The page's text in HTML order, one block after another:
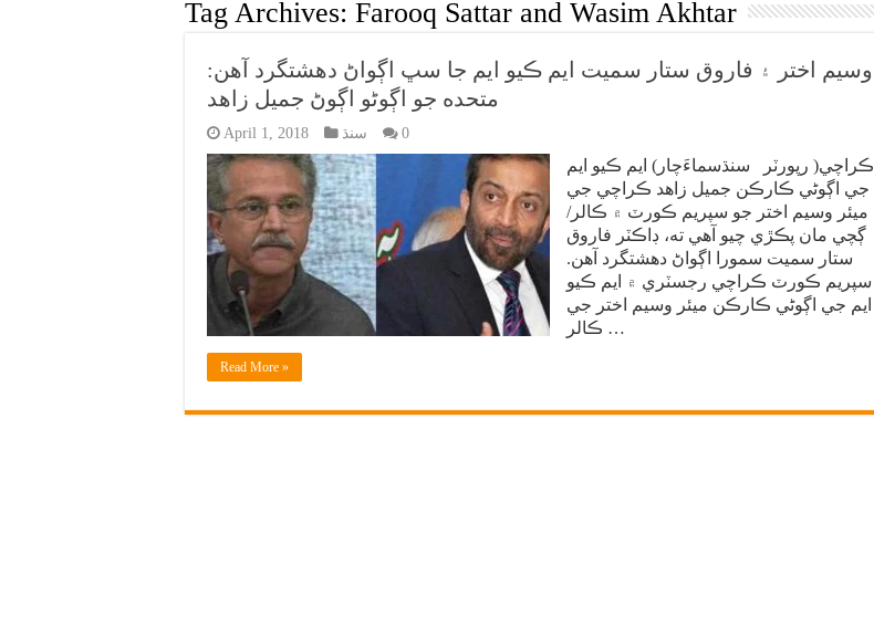
Tag Archives: Farooq Sattar and Wasim Akhtar
وسيم اختر ۽ فاروق ستار سميت ايم ڪيو ايم جا سڀ اڳواڻ دهشتگرد آهن:
متحده جو اڳوڻو اڳوڻ جميل زاهد
April 1, 2018 سنڌ 0
ڪراچي( رپورٽر سنڌسماءَچار) ايم ڪيو ايم
جي اڳوڻي ڪارڪن جميل زاهد ڪراچي جي
ميئر وسيم اختر جو سپريم ڪورٽ ۾ ڪالر/
ڳچي مان پڪڙي چيو آهي ته، ڊاڪٽر فاروق
ستار سميت سمورا اڳواڻ دهشتگرد آهن.
سپريم ڪورٽ ڪراچي رجسٽري ۾ ايم ڪيو
ايم جي اڳوڻي ڪارڪن ميئر وسيم اختر جي
ڪالر …
Read More »